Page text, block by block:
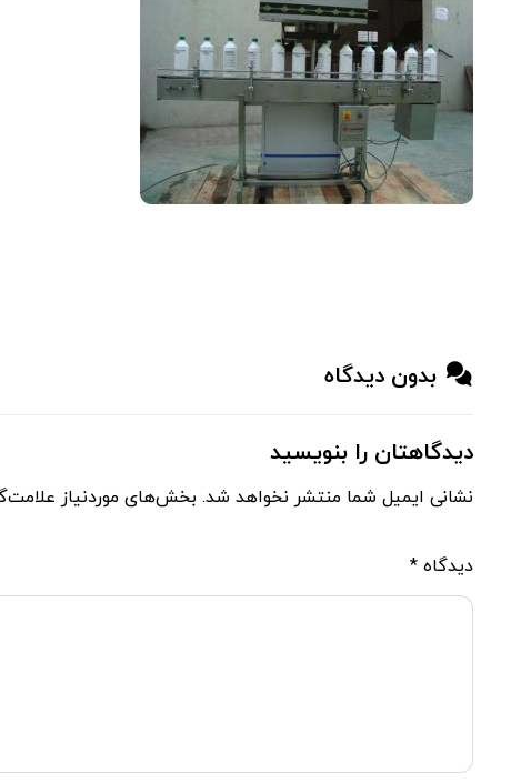
بدون دیدگاه
دیدگاهتان را بنویسید
نشانی ایمیل شما منتشر نخواهد شد. بخش‌های موردنیاز
دیدگاه *